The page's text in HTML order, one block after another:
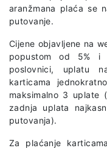
aranžmana plaća se
putovanje.
Cijene objavljene na
popustom od 5% i
poslovnici, uplatu
karticama
maksimalno 3 uplate
zadnja uplata
putovanja).
Za plaćanje